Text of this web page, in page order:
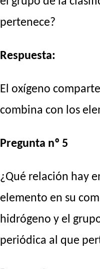
pertenece?
Respuesta:
El oxígeno
combina con los
Pregunta nº 5
¿Qué relación hay
elemento en su
hidrógeno y el
periódica al que